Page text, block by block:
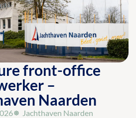
front-office
–
Naarden
Jachthaven Naarden